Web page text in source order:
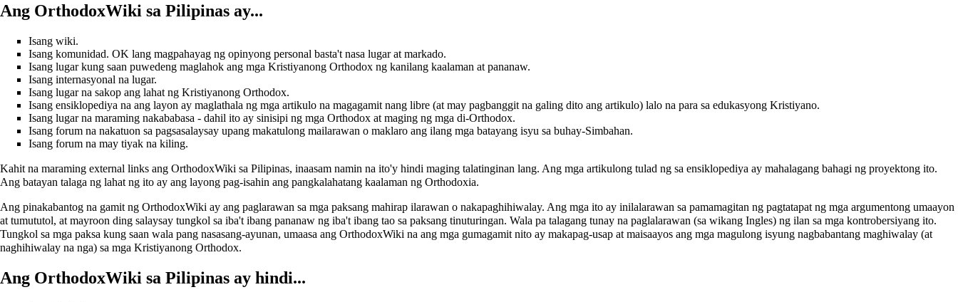
Ang OrthodoxWiki sa Pilipinas ay...
Isang wiki.
Isang komunidad. OK lang magpahayag ng opinyong personal basta't nasa lugar at markado.
Isang lugar kung saan puwedeng maglahok ang mga Kristiyanong Orthodox ng kanilang kaalaman at pananaw.
Isang internasyonal na lugar.
Isang lugar na sakop ang lahat ng Kristiyanong Orthodox.
Isang ensiklopediya na ang layon ay maglathala ng mga artikulo na magagamit nang libre (at may pagbanggit na galing dito ang artikulo) lalo na para sa edukasyong Kristiyano.
Isang lugar na maraming nakababasa - dahil ito ay sinisipi ng mga Orthodox at maging ng mga di-Orthodox.
Isang forum na nakatuon sa pagsasalaysay upang makatulong mailarawan o maklaro ang ilang mga batayang isyu sa buhay-Simbahan.
Isang forum na may tiyak na kiling.
Kahit na maraming external links ang OrthodoxWiki sa Pilipinas, inaasam namin na ito'y hindi maging talatinginan lang. Ang mga artikulong tulad ng sa ensiklopediya ay mahalagang bahagi ng proyektong ito.
Ang batayan talaga ng lahat ng ito ay ang layong pag-isahin ang pangkalahatang kaalaman ng Orthodoxia.
Ang pinakabantog na gamit ng OrthodoxWiki ay ang paglarawan sa mga paksang mahirap ilarawan o nakapaghihiwalay. Ang mga ito ay inilalarawan sa pamamagitan ng pagtatapat ng mga argumentong umaayon
at tumututol, at mayroon ding salaysay tungkol sa iba't ibang pananaw ng iba't ibang tao sa paksang tinuturingan. Wala pa talagang tunay na paglalarawan (sa wikang Ingles) ng ilan sa mga kontrobersiyang ito.
Tungkol sa mga paksa kung saan wala pang nasasang-ayunan, umaasa ang OrthodoxWiki na ang mga gumagamit nito ay makapag-usap at maisaayos ang mga magulong isyung nagbabantang maghiwalay (at
naghihiwalay na nga) sa mga Kristiyanong Orthodox.
Ang OrthodoxWiki sa Pilipinas ay hindi...